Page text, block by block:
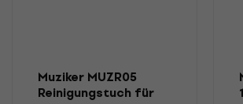
Muziker MUZR05
Reinigungstuch für